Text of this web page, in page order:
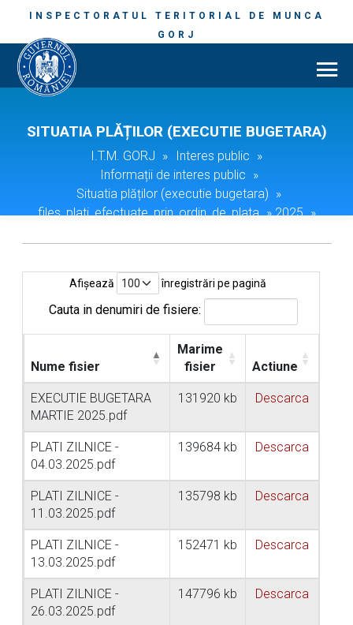
INSPECTORATUL TERITORIAL DE MUNCA
GORJ
SITUATIA PLĂȚILOR (EXECUTIE BUGETARA)
I.T.M. GORJ » Interes public »
Informații de interes public »
Situatia plăților (executie bugetara) »
files_plati_efectuate_prin_ordin_de_plata » 2025 »
Afișează înregistrări pe pagină
Cauta in denumiri de fisiere:
Nume fisier
Marime
fisier
Actiune
EXECUTIE BUGETARA
MARTIE 2025.pdf
131920 kb Descarca
PLATI ZILNICE -
04.03.2025.pdf
139684 kb Descarca
PLATI ZILNICE -
11.03.2025.pdf
135798 kb Descarca
PLATI ZILNICE -
13.03.2025.pdf
152471 kb Descarca
PLATI ZILNICE -
26.03.2025.pdf
147796 kb Descarca